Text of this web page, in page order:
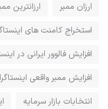
ارزان ممبر
ارزانترین
استخراج کامنت های
افزایش فالوور ایرانی در
افزایش ممبر واقعی
انتخابات بازار سرمایه